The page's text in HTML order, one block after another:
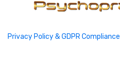
Privacy Policy & GDPR Compliance